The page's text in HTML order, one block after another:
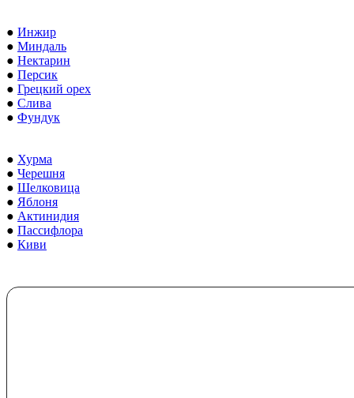
● Инжир
● Миндаль
● Нектарин
● Персик
● Грецкий орех
● Слива
● Фундук
● Хурма
● Черешня
● Шелковица
● Яблоня
● Актинидия
● Пассифлора
● Киви